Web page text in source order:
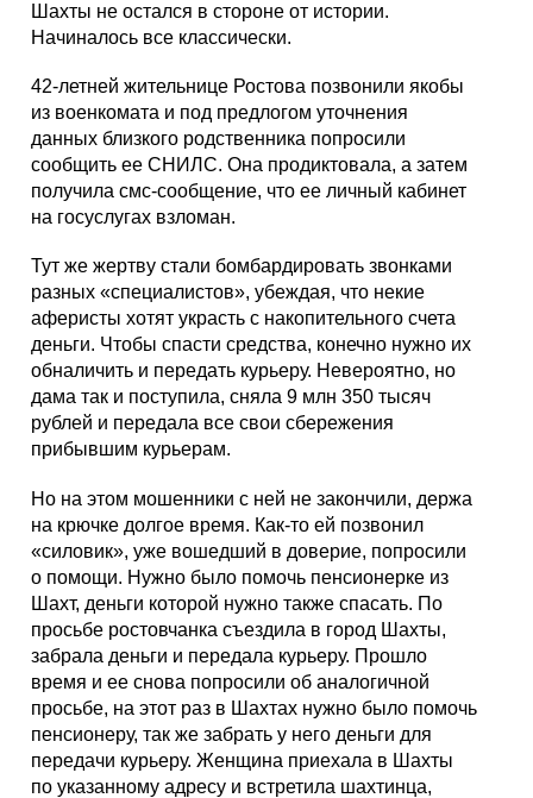
Фотогалерея
Шахты не остался в стороне от истории.
Начиналось все классически.
42-летней жительнице Ростова позвонили якобы
из военкомата и под предлогом уточнения
данных близкого родственника попросили
сообщить ее СНИЛС. Она продиктовала, а затем
получила смс-сообщение, что ее личный кабинет
на госуслугах взломан.
Тут же жертву стали бомбардировать звонками
разных «специалистов», убеждая, что некие
аферисты хотят украсть с накопительного счета
деньги. Чтобы спасти средства, конечно нужно их
обналичить и передать курьеру. Невероятно, но
дама так и поступила, сняла 9 млн 350 тысяч
рублей и передала все свои сбережения
прибывшим курьерам.
Но на этом мошенники с ней не закончили, держа
на крючке долгое время. Как-то ей позвонил
«силовик», уже вошедший в доверие, попросили
о помощи. Нужно было помочь пенсионерке из
Шахт, деньги которой нужно также спасать. По
просьбе ростовчанка съездила в город Шахты,
забрала деньги и передала курьеру. Прошло
время и ее снова попросили об аналогичной
просьбе, на этот раз в Шахтах нужно было помочь
пенсионеру, так же забрать у него деньги для
передачи курьеру. Женщина приехала в Шахты
по указанному адресу и встретила шахтинца,